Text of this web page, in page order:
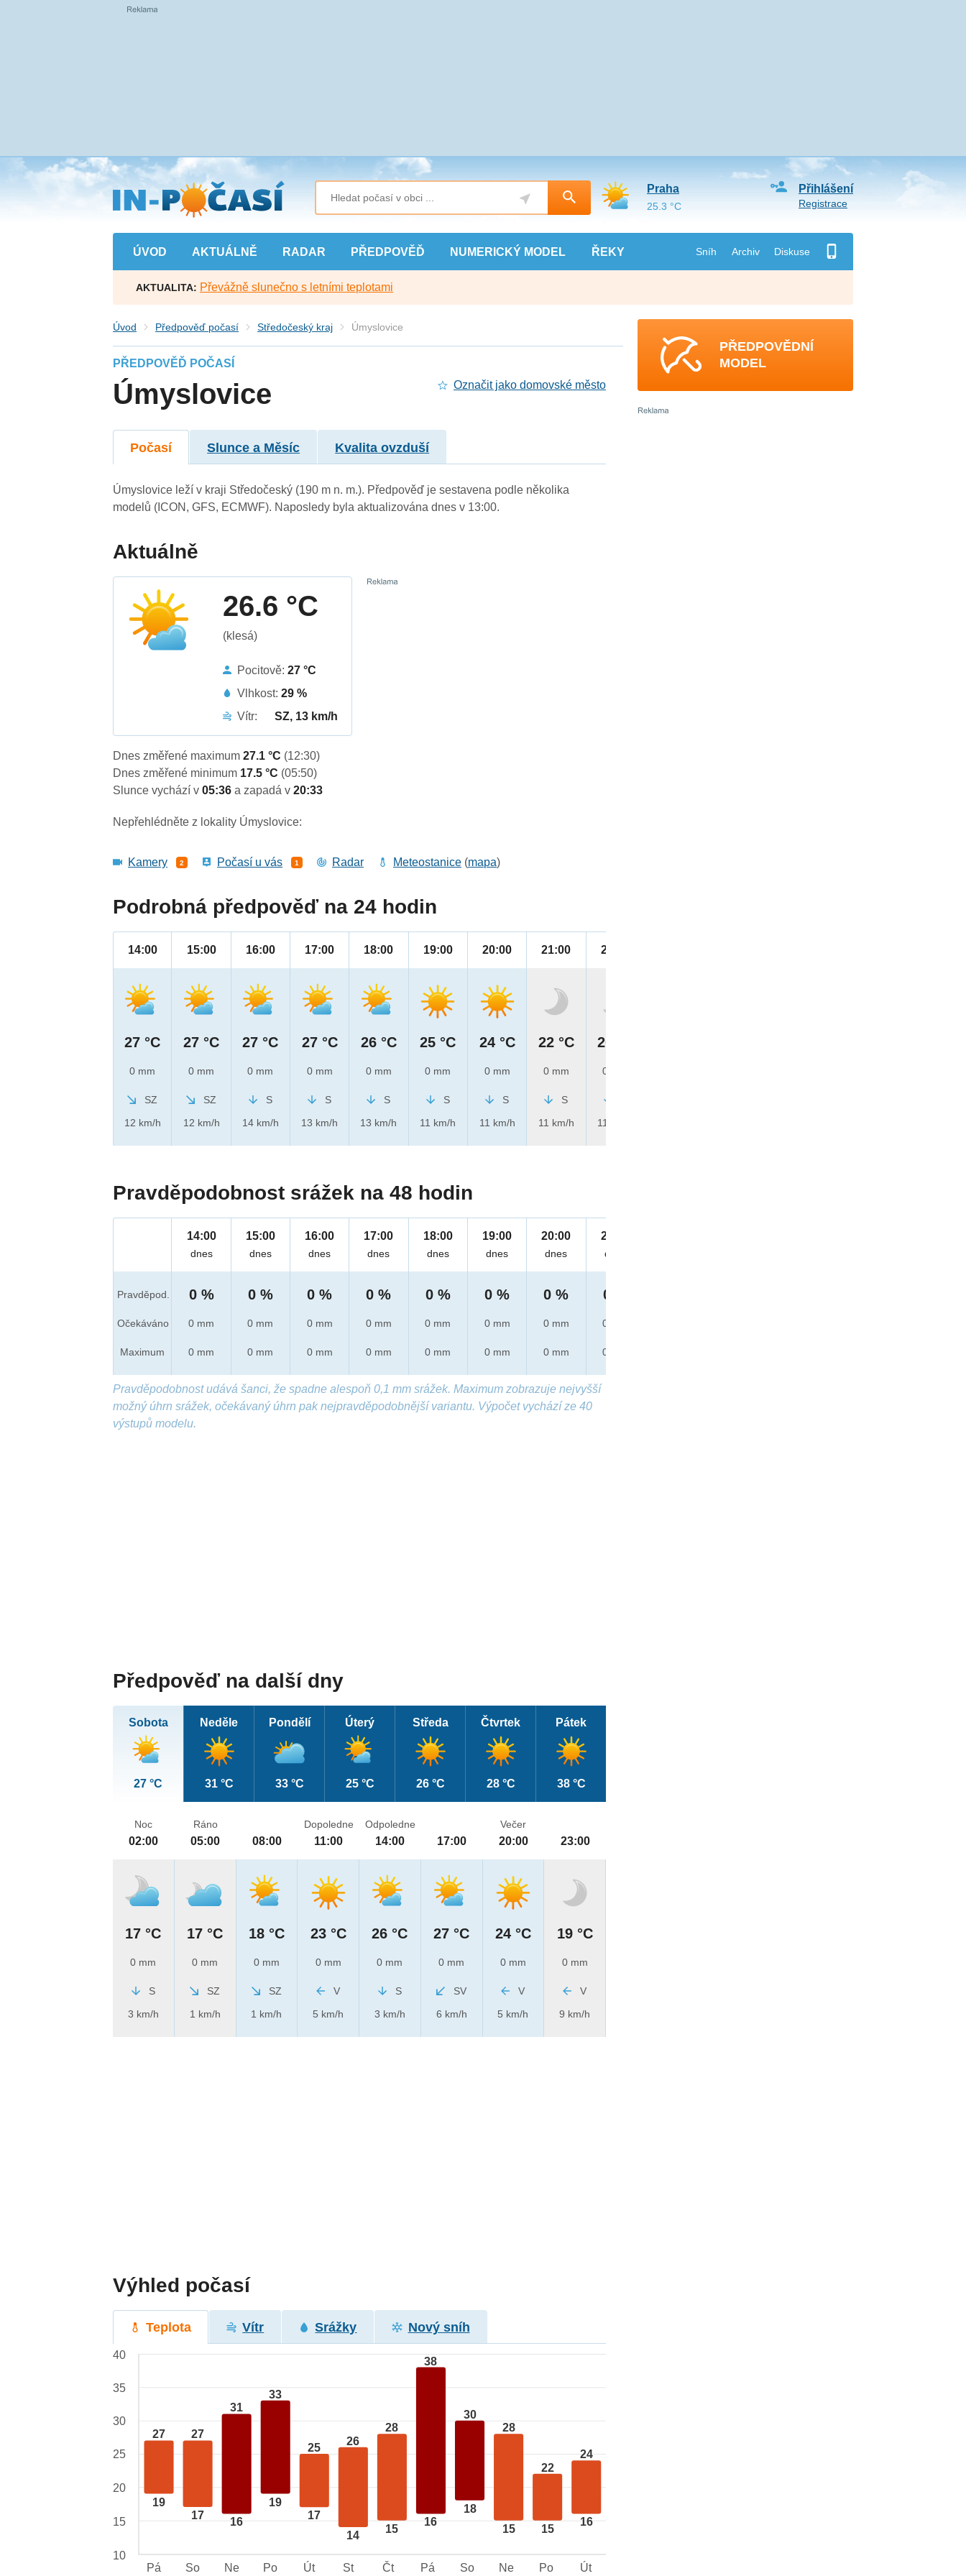
Přejít
na
hlavní
obsah
ÚVOD AKTUÁLNĚ RADAR PŘEDPOVĚĎ NUMERICKÝ MODEL ŘEKY Sníh Archiv Diskuse
Přihlášení
Registrace
Praha
25.3 °C
AKTUALITA: Převážně slunečno s letními teplotami
Úvod Předpověď počasí Středočeský kraj Úmyslovice
PŘEDPOVĚĎ POČASÍ
Úmyslovice Označit jako domovské město
Počasí Slunce a Měsíc Kvalita ovzduší
Úmyslovice leží v kraji Středočeský (190 m n. m.). Předpověď je sestavena podle několika
modelů (ICON, GFS, ECMWF). Naposledy byla aktualizována dnes v 13:00.
Aktuálně
26.6 °C
(klesá)
Pocitově:27 °C
Vlhkost:29 %
Vítr:
SZ, 13 km/h
Dnes změřené maximum27.1 °C (12:30)
Dnes změřené minimum 17.5 °C (05:50)
Slunce vychází v05:36a zapadá v20:33
Nepřehlédněte z lokality Úmyslovice:
Kamery 2 Počasí u vás 1 Radar Meteostanice (mapa)
Podrobná předpověď na 24 hodin
14:00
27 °C
0 mm
SZ
12 km/h
15:00
27 °C
0 mm
SZ
12 km/h
16:00
27 °C
0 mm
S
14 km/h
17:00
27 °C
0 mm
S
13 km/h
18:00
26 °C
0 mm
S
13 km/h
19:00
25 °C
0 mm
S
11 km/h
20:00
24 °C
0 mm
S
11 km/h
21:00
22 °C
0 mm
S
11 km/h
22:00
20 °C
0 mm
11 km/h
Pravděpodobnost srážek na 48 hodin
Pravděpod.
Očekáváno
Maximum
14:00
dnes
0 %
0 mm
0 mm
15:00
dnes
0 %
0 mm
0 mm
16:00
dnes
0 %
0 mm
0 mm
17:00
dnes
0 %
0 mm
0 mm
18:00
dnes
0 %
0 mm
0 mm
19:00
dnes
0 %
0 mm
0 mm
20:00
dnes
0 %
0 mm
0 mm
21:00
dnes
0 %
0 mm
0 mm
Pravděpodobnost udává šanci, že spadne alespoň 0,1 mm srážek. Maximum zobrazuje nejvyšší
možný úhrn srážek, očekávaný úhrn pak nejpravděpodobnější variantu. Výpočet vychází ze 40
výstupů modelu.
Předpověď na další dny
Sobota
27 °C
Neděle
31 °C
Pondělí
33 °C
Úterý
25 °C
Středa
26 °C
Čtvrtek
28 °C
Pátek
38 °C
Noc
02:00
17 °C
0 mm
S
3 km/h
Ráno
05:00
17 °C
0 mm
SZ
1 km/h
08:00
18 °C
0 mm
SZ
1 km/h
Dopoledne
11:00
23 °C
0 mm
V
5 km/h
Odpoledne
14:00
26 °C
0 mm
S
3 km/h
17:00
27 °C
0 mm
SV
6 km/h
Večer
20:00
24 °C
0 mm
V
5 km/h
23:00
19 °C
0 mm
V
9 km/h
Výhled počasí
Teplota Vítr Srážky Nový sníh
27
19
27
17
31
16
33
19
25
17
26
14
28
15
38
16
30
18
28
15
22
15
24
16
40
35
30
25
20
15
10
Pá
So Ne Po Út St Čt Pá So Ne Po Út
PŘEDPOVĚDNÍ
MODEL